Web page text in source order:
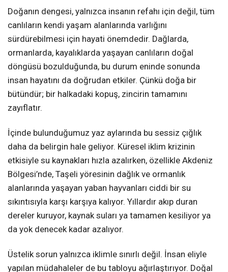
Doğanın dengesi, yalnızca insanın refahı için değil, tüm
canlıların kendi yaşam alanlarında varlığını
sürdürebilmesi için hayati önemdedir. Dağlarda,
ormanlarda, kayalıklarda yaşayan canlıların doğal
döngüsü bozulduğunda, bu durum eninde sonunda
insan hayatını da doğrudan etkiler. Çünkü doğa bir
bütündür; bir halkadaki kopuş, zincirin tamamını
zayıflatır.
İçinde bulunduğumuz yaz aylarında bu sessiz çığlık
daha da belirgin hale geliyor. Küresel iklim krizinin
etkisiyle su kaynakları hızla azalırken, özellikle Akdeniz
Bölgesi’nde, Taşeli yöresinin dağlık ve ormanlık
alanlarında yaşayan yaban hayvanları ciddi bir su
sıkıntısıyla karşı karşıya kalıyor. Yıllardır akıp duran
dereler kuruyor, kaynak suları ya tamamen kesiliyor ya
da yok denecek kadar azalıyor.
Üstelik sorun yalnızca iklimle sınırlı değil. İnsan eliyle
yapılan müdahaleler de bu tabloyu ağırlaştırıyor. Doğal